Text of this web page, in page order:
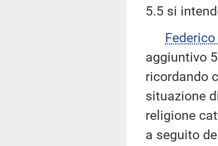
5.5 si
aggiuntivo
ricordando
situazione
religione
a seguito